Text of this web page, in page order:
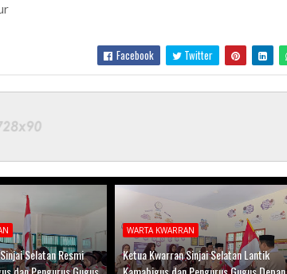
Facebook Twitter
Selatan Resmi
WARTA KWARRAN
Ketua Kwarran Sinjai Selatan Lantik